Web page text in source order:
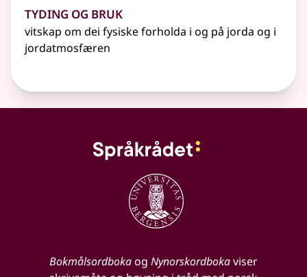
Tyding og bruk
vitskap om dei fysiske forholda i og på jorda og i
jordatmosfæren
Bokmålsordbokaog Nynorskordbokaviser